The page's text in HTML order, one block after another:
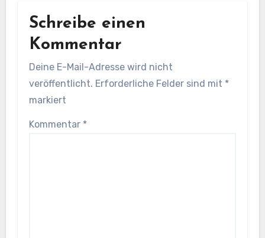
Schreibe einen
Kommentar
Deine E-Mail-Adresse wird nicht
veröffentlicht. Erforderliche Felder sind mit *
markiert
Kommentar *